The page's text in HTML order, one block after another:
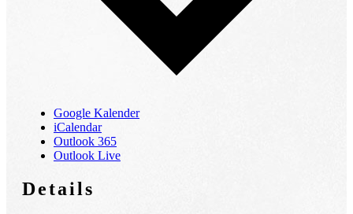
Google Kalender
iCalendar
Outlook 365
Outlook Live
Details